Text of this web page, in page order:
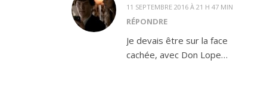
11 SEPTEMBRE 2016 À 21 H 47 MIN
RÉPONDRE
Je devais être sur la face
cachée, avec Don Lope…